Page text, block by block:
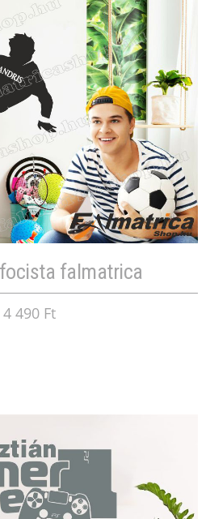
falmatrica
4 490 Ft